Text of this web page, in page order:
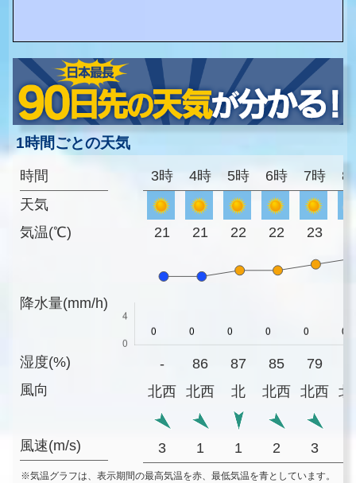
1時間ごとの天気
時間
天気
気温(℃)
降水量(mm/h)
湿度(%)
風向
風速(m/s)
3時 4時 5時 6時 7時 8
21 21 22 22 23
- 86 87 85 79
北西
北西 北 北西 北西 北
3 1 1 2 3
※気温グラフは、表示期間の最高気温を赤、最低気温を青としています。